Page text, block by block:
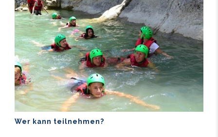
Wer kann teilnehmen?